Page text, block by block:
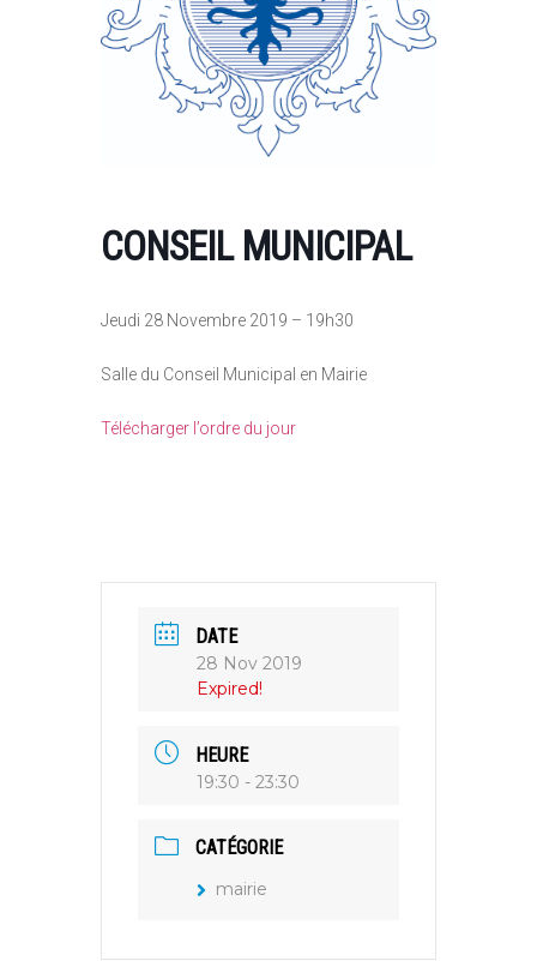
CONSEIL MUNICIPAL
Jeudi 28 Novembre 2019 – 19h30
Salle du Conseil Municipal en Mairie
Télécharger l’ordre du jour
DATE
28 Nov 2019
Expired!
HEURE
19:30 - 23:30
CATÉGORIE
mairie